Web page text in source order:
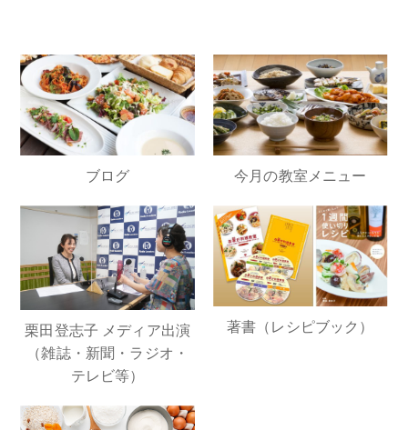
ブログ 今月の教室メニュー
栗田登志子 メディア出演
（雑誌・新聞・ラジオ・
テレビ等）
著書（レシピブック）